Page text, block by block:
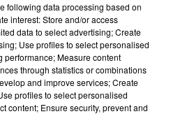
LENS : UNE FEMME ET
VIE ET LA...
par le feu après avoir
leur bébé de trois mois
following data processing based on
interest: Store and/or access
data to select advertising; Create
Use profiles to select personalised
Measure content
through statistics or combinations
and improve services; Create
profiles to select personalised
content; Ensure security, prevent and